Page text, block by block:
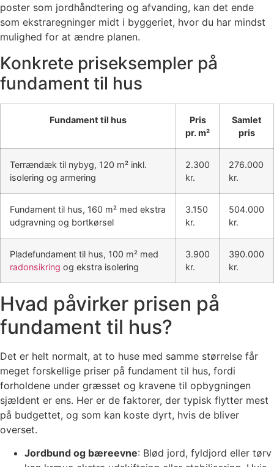
poster som jordhåndtering og afvanding, kan det ende
som ekstraregninger midt i byggeriet, hvor du har mindst
mulighed for at ændre planen.
Konkrete priseksempler på
fundament til hus
Fundament til hus
Pris
pr. m²
Samlet
pris
Terrændæk til nybyg, 120 m² inkl.
isolering og armering
2.300
kr.
276.000
kr.
Fundament til hus, 160 m² med ekstra
udgravning og bortkørsel
3.150
kr.
504.000
kr.
Pladefundament til hus, 100 m² med
radonsikring og ekstra isolering
3.900
kr.
390.000
kr.
Hvad påvirker prisen på
fundament til hus?
Det er helt normalt, at to huse med samme størrelse får
meget forskellige priser på fundament til hus, fordi
forholdene under græsset og kravene til opbygningen
sjældent er ens. Her er de faktorer, der typisk flytter mest
på budgettet, og som kan koste dyrt, hvis de bliver
overset.
Jordbund og bæreevne: Blød jord, fyldjord eller tørv